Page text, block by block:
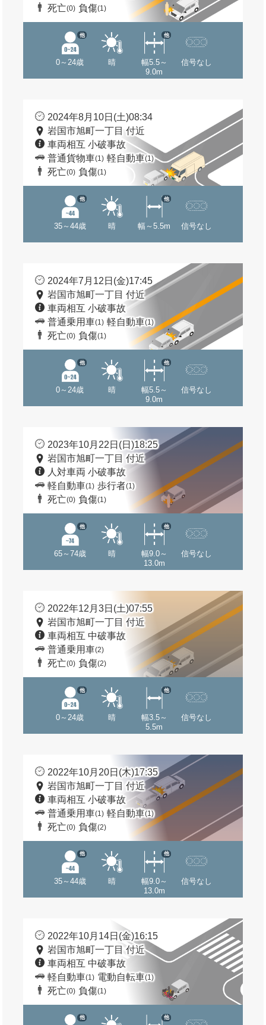
死亡(0) 負傷(1)
0～24歳
他
晴
幅5.5～
9.0m
他
信号なし
2024年8月10日(土)08:34
岩国市旭町一丁目 付近
車両相互 小破事故
普通貨物車(1) 軽自動車(1)
死亡(0) 負傷(1)
35～44歳
他
晴 幅～5.5m
他
信号なし
2024年7月12日(金)17:45
岩国市旭町一丁目 付近
車両相互 小破事故
普通乗用車(1) 軽自動車(1)
死亡(0) 負傷(1)
0～24歳
他
晴
幅5.5～
9.0m
他
信号なし
2023年10月22日(日)18:25
岩国市旭町一丁目 付近
人対車両 小破事故
軽自動車(1) 歩行者(1)
死亡(0) 負傷(1)
65～74歳
他
晴
幅9.0～
13.0m
他
信号なし
2022年12月3日(土)07:55
岩国市旭町一丁目 付近
車両相互 中破事故
普通乗用車(2)
死亡(0) 負傷(2)
0～24歳
他
晴
幅3.5～
5.5m
他
信号なし
2022年10月20日(木)17:35
岩国市旭町一丁目 付近
車両相互 小破事故
普通乗用車(1) 軽自動車(1)
死亡(0) 負傷(2)
35～44歳
他
晴
幅9.0～
13.0m
他
信号なし
2022年10月14日(金)16:15
岩国市旭町一丁目 付近
車両相互 中破事故
軽自動車(1) 電動自転車(1)
死亡(0) 負傷(1)
他 他